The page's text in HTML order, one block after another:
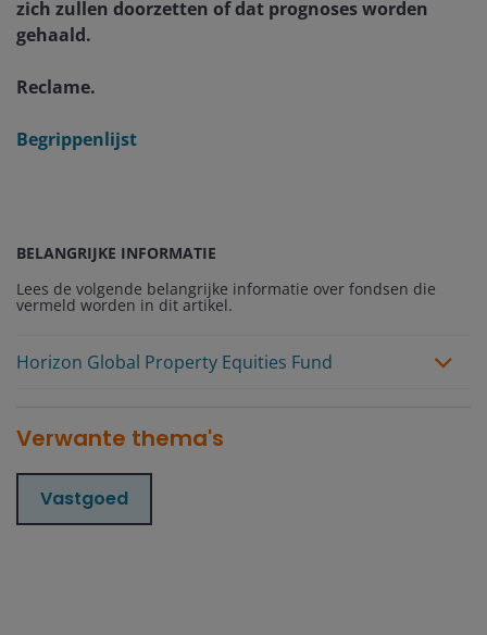
zich zullen doorzetten of dat prognoses worden
gehaald.
Reclame.
Begrippenlijst
BELANGRIJKE INFORMATIE
Lees de volgende belangrijke informatie over fondsen die
vermeld worden in dit artikel.
Horizon Global Property Equities Fund
Verwante thema's
Vastgoed